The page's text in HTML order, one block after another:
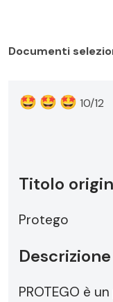
Documenti
🤩 🤩 🤩 10/12
Titolo
Protego
PROTEGO è